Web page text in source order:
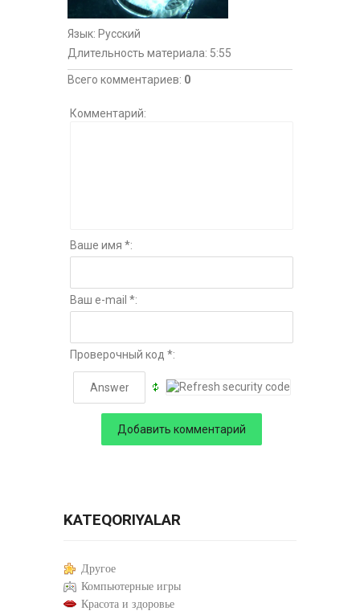
Язык: Русский
Длительность материала: 5:55
Всего комментариев: 0
Комментарий:
Ваше имя *:
Ваш e-mail *:
Проверочный код *:
KATEQORIYALAR
Другое
Компьютерные игры
Красота и здоровье